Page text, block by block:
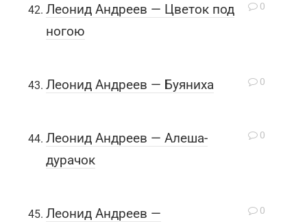
0
Леонид Андреев — Цветок под
ногою
0
Леонид Андреев — Буяниха
0
Леонид Андреев — Алеша-
дурачок
0
Леонид Андреев —